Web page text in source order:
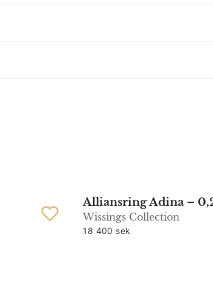
Alliansring Adina –
Wissings Collection
18 400 sek